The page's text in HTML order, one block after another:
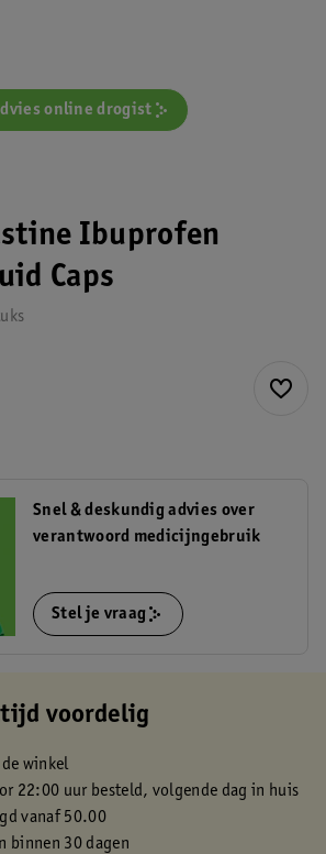
online drogist
Ibuprofen
Caps
Snel & deskundig advies over
verantwoord medicijngebruik
Stel je vraag
voordelig
winkel
22:00 uur besteld, volgende dag in huis
vanaf 50.00
binnen 30 dagen